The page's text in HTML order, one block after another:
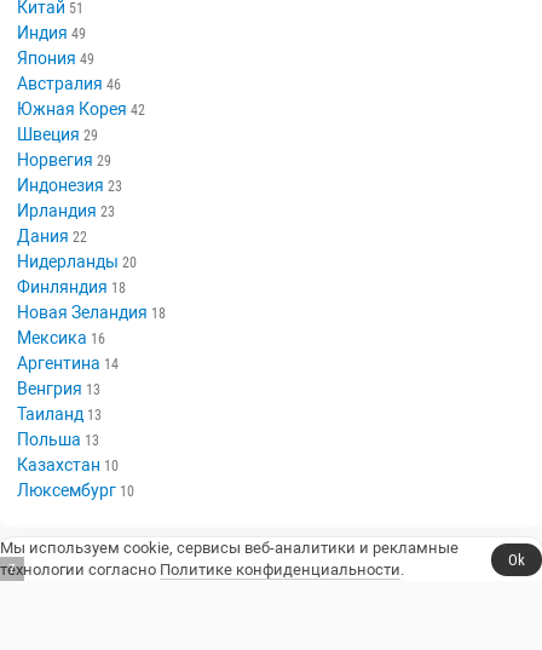
Китай 51
Индия 49
Япония 49
Австралия 46
Южная Корея 42
Швеция 29
Норвегия 29
Индонезия 23
Ирландия 23
Дания 22
Нидерланды 20
Финляндия 18
Новая Зеландия 18
Мексика 16
Аргентина 14
Венгрия 13
Таиланд 13
Польша 13
Казахстан 10
Люксембург 10
Сериалы, юмор и стендап.
Мы используем cookie, сервисы веб-аналитики и рекламные
технологии согласно Политике конфиденциальности.
Ok
6